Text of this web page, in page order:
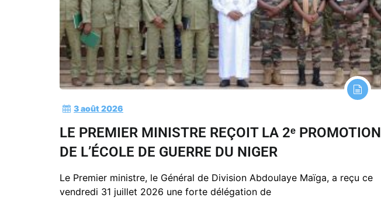
3 août 2026
LE PREMIER MINISTRE REÇOIT LA 2ᵉ PROMOTION
DE L’ÉCOLE DE GUERRE DU NIGER
Le Premier ministre, le Général de Division Abdoulaye Maïga, a reçu ce
vendredi 31 juillet 2026 une forte délégation de